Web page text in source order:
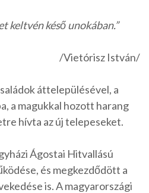
keltvén késő unokában.”
/Vietórisz István/
áttelepülésével, a
a magukkal hozott harang
hívta az új telepeseket.
Ágostai Hitvallású
és megkezdődött a
is. A magyarországi